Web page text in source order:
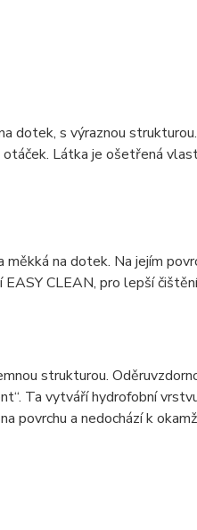
dotek, s výraznou
Látka je ošetřená
měkká na dotek. Na jejím
CLEAN, pro lepší
strukturou.
Ta vytváří hydrofobní
povrchu a nedochází k